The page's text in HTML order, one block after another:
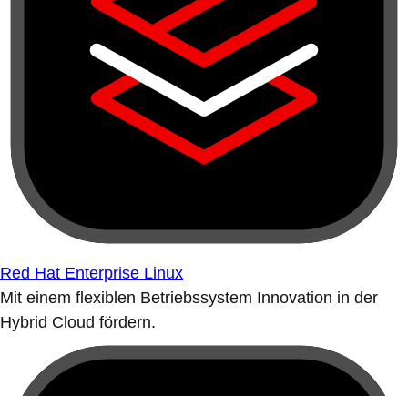
Red Hat Enterprise Linux
Mit einem flexiblen Betriebssystem Innovation in der
Hybrid Cloud fördern.